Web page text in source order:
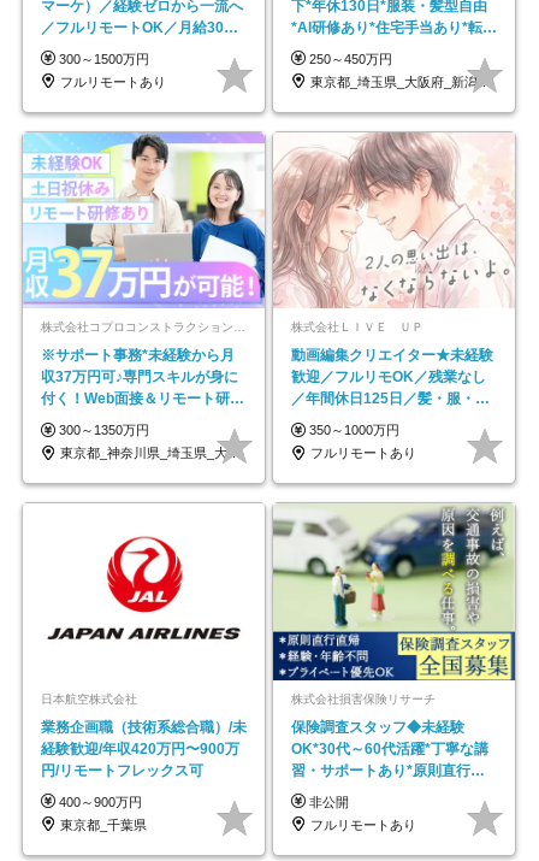
マーケ）／経験ゼロから一流へ
／フルリモートOK／月給30万
円～／年休130日以上
300～1500万円
フルリモートあり
下*年休130日*服装・髪型自由
*AI研修あり*住宅手当あり*転勤
なし
250～450万円
東京都_埼玉県_大阪府_新潟県_福岡県
※サポート事務*未経験から月
収37万円可♪専門スキルが身に
付く！Web面接＆リモート研修
も充実♪/a
300～1350万円
東京都_神奈川県_埼玉県_大阪府_愛知県…
株式会社ＬＩＶＥ ＵＰ
動画編集クリエイター★未経験
歓迎／フルリモOK／残業なし
／年間休日125日／髪・服・ネ
イル自由／研修充実で安心
350～1000万円
フルリモートあり
日本航空株式会社
業務企画職（技術系総合職）/未
経験歓迎/年収420万円〜900万
円/リモートフレックス可
400～900万円
東京都_千葉県
株式会社損害保険リサーチ
保険調査スタッフ◆未経験
OK*30代～60代活躍*丁寧な講
習・サポートあり*原則直行直
帰／全国募集・業務委託
非公開
フルリモートあり